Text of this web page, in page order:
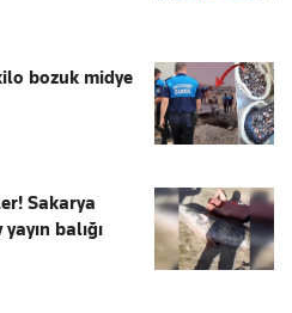
bozuk midye
Sakarya
balığı